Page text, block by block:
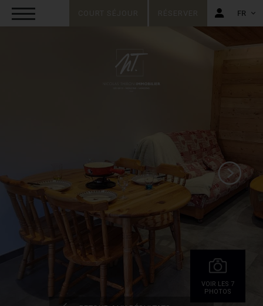
FR
VOIR LES 7
PHOTOS